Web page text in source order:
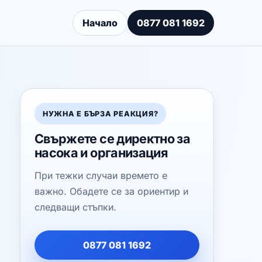
Начало 0877 081 1692
НУЖНА Е БЪРЗА РЕАКЦИЯ?
Свържете се директно за
насока и организация
При тежки случаи времето е
важно. Обадете се за ориентир и
следващи стъпки.
0877 081 1692